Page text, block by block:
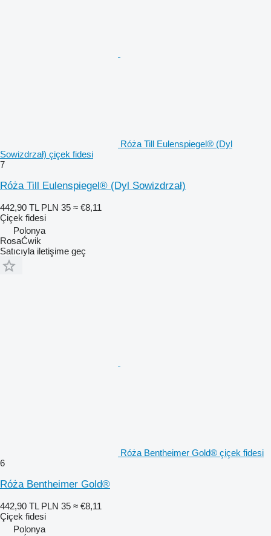
Róża Till Eulenspiegel® (Dyl
Sowizdrzał) çiçek fidesi
7
Róża Till Eulenspiegel® (Dyl Sowizdrzał)
442,90 TL PLN 35 ≈ €8,11
Çiçek fidesi
Polonya
RosaĆwik
Satıcıyla iletişime geç
Róża Bentheimer Gold® çiçek fidesi
6
Róża Bentheimer Gold®
442,90 TL PLN 35 ≈ €8,11
Çiçek fidesi
Polonya